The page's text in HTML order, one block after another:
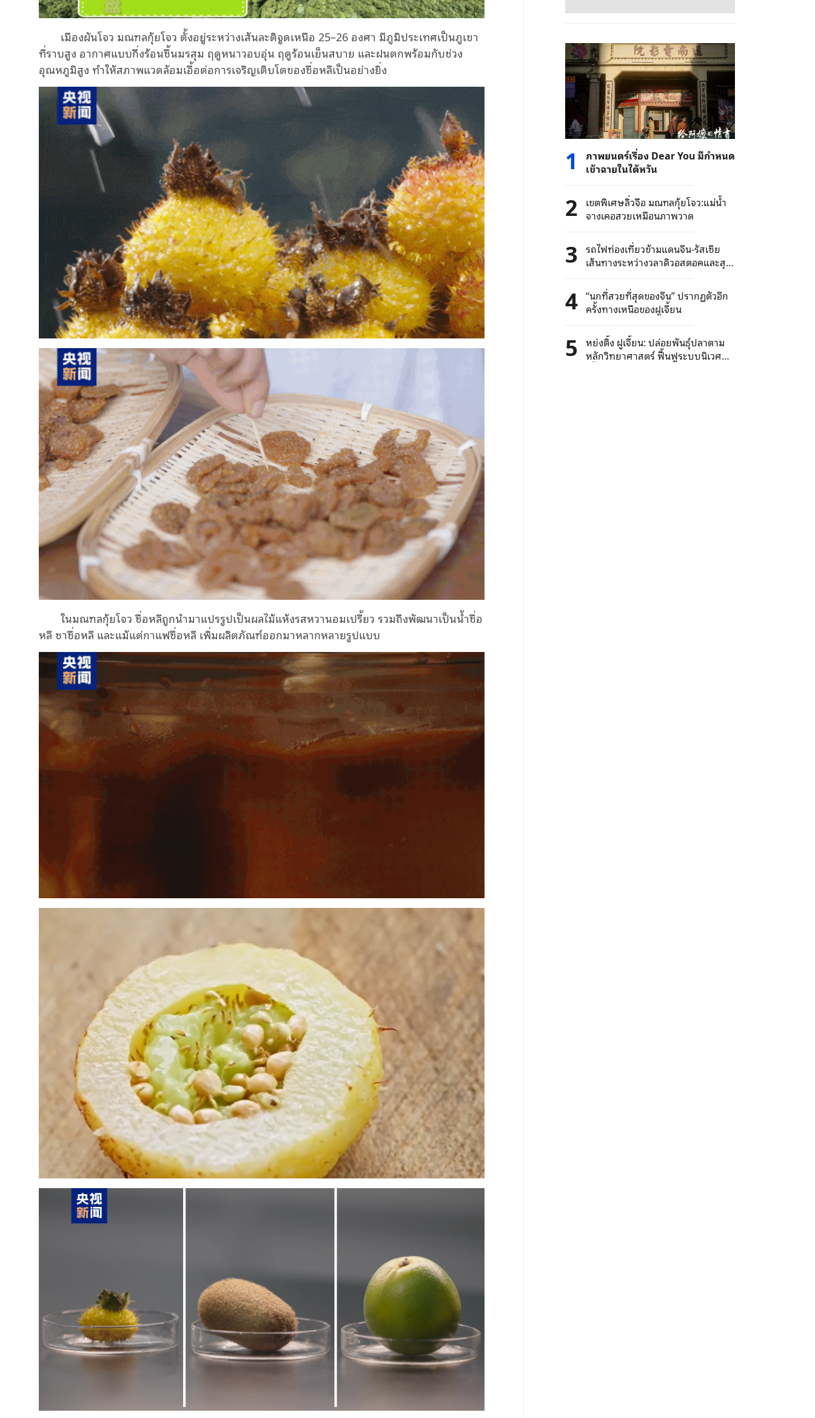
เมืองผันโจว มณฑลกุ้ยโจว ตั้งอยู่ระหว่างเส้นละติจูดเหนือ 25–26 องศา มีภูมิประเทศเป็นภูเขา
ที่ราบสูง อากาศแบบกึ่งร้อนชื้นมรสุม ฤดูหนาวอบอุ่น ฤดูร้อนเย็นสบาย และฝนตกพร้อมกับช่วง
อุณหภูมิสูง ทำให้สภาพแวดล้อมเอื้อต่อการเจริญเติบโตของชื่อหลีเป็นอย่างยิ่ง
ในมณฑลกุ้ยโจว ชื่อหลีถูกนำมาแปรรูปเป็นผลไม้แห้งรสหวานอมเปรี้ยว รวมถึงพัฒนาเป็นน้ำชื่อ
หลี ชาชื่อหลี และแม้แต่กาแฟชื่อหลี เพิ่มผลิตภัณฑ์ออกมาหลากหลายรูปแบบ
1
ภาพยนตร์เรื่อง Dear You มีกำหนด
เข้าฉายในไต้หวัน
2 เขตพิเศษลิ่วจือ มณฑลกุ้ยโจว:แม่น้ำ
จางเคอสวยเหมือนภาพวาด
3 รถไฟท่องเที่ยวข้ามแดนจีน-รัสเซีย
เส้นทางระหว่างวลาดิวอสตอคและสุย
เฟินเหอ เริ่มทดลองเดินรถ
4 “นกที่สวยที่สุดของจีน” ปรากฏตัวอีก
ครั้งทางเหนือของฝูเจี้ยน
5 หย่งติ้ง ฝูเจี้ยน: ปล่อยพันธุ์ปลาตาม
หลักวิทยาศาสตร์ ฟื้นฟูระบบนิเวศ